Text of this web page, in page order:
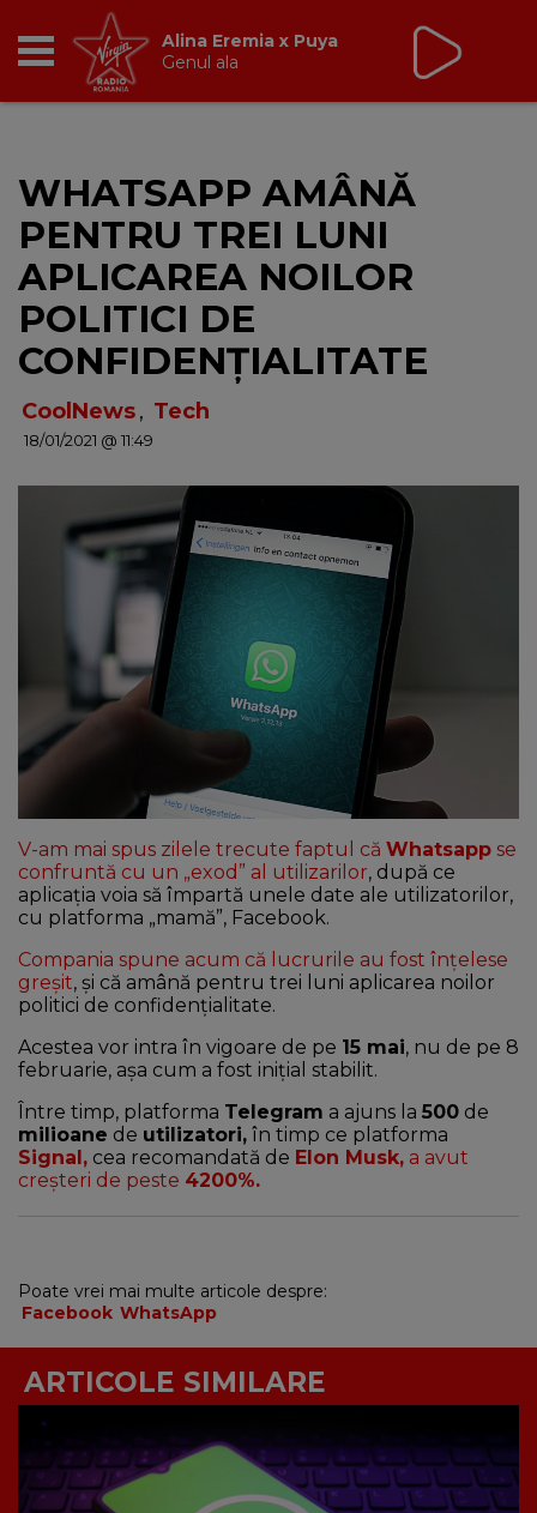
BREAKFAST
TIC TALK
CÂȘTIGĂ
DANCEFLOOR CHART
RADIO ACADEMY
CONTUL MEU
Virgin Radio Music
cu Alina Chinie
19:00 - 21:00
WHATSAPP AMÂNĂ
PENTRU TREI LUNI
APLICAREA NOILOR
POLITICI DE
CONFIDENȚIALITATE
CoolNews, Tech
18/01/2021 @ 11:49
V-am mai spus zilele trecute faptul că Whatsapp se
confruntă cu un „exod” al utilizarilor, după ce
aplicația voia să împartă unele date ale utilizatorilor,
cu platforma „mamă”, Facebook.
Compania spune acum că lucrurile au fost înțelese
greșit, și că amână pentru trei luni aplicarea noilor
politici de confidențialitate.
Acestea vor intra în vigoare de pe 15 mai, nu de pe 8
februarie, așa cum a fost inițial stabilit.
Între timp, platforma Telegram a ajuns la 500 de
milioane de utilizatori, în timp ce platforma
Signal, cea recomandată de Elon Musk, a avut
creșteri de peste 4200%.
Poate vrei mai multe articole despre:
Facebook WhatsApp
ARTICOLE SIMILARE